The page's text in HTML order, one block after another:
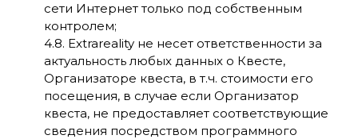
сети Интернет только под собственным
контролем;
4.8. Extrareality не несет ответственности за
актуальность любых данных о Квесте,
Организаторе квеста, в т.ч. стоимости его
посещения, в случае если Организатор
квеста, не предоставляет соответствующие
сведения посредством программного